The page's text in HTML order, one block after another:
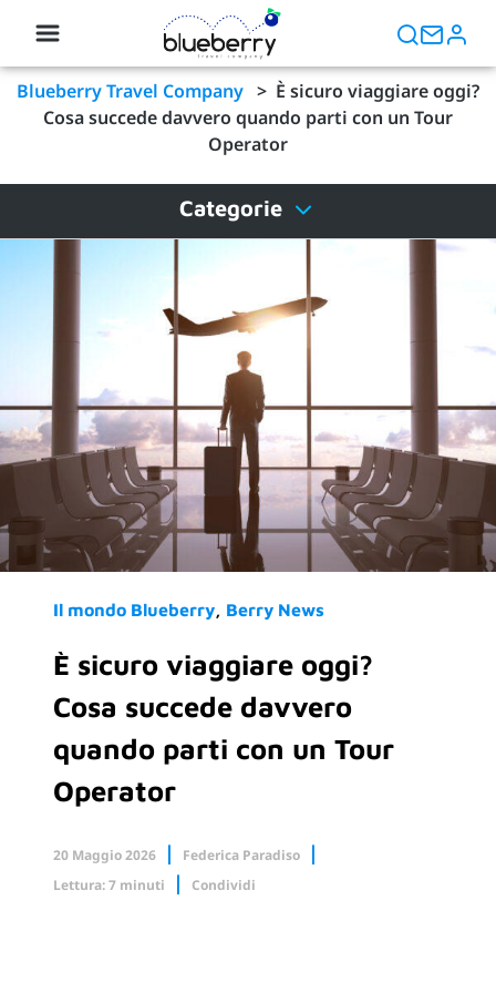
Blueberry Travel Company > È sicuro viaggiare oggi?
Cosa succede davvero quando parti con un Tour
Operator
Categorie
Il mondo Blueberry Berry News
È sicuro viaggiare oggi?
Cosa succede davvero
quando parti con un Tour
Operator
20 Maggio 2026
Federica Paradiso
Lettura: 7 minuti
Condividi